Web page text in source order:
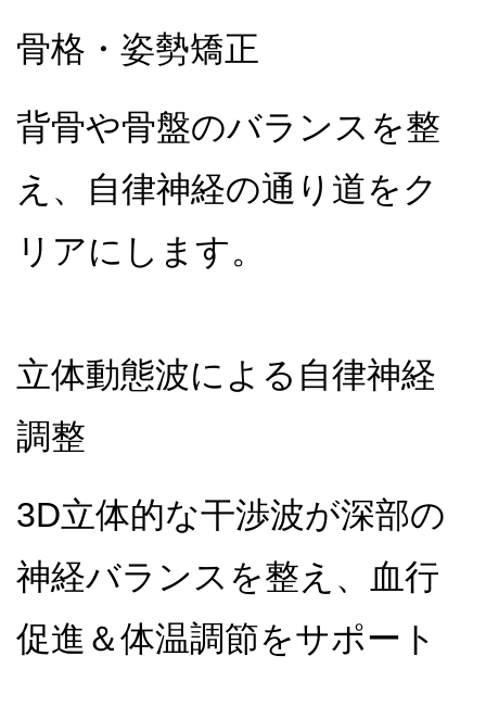
骨格・姿勢矯正
背骨や骨盤のバランスを整
え、自律神経の通り道をク
リアにします。
立体動態波による自律神経
調整
3D立体的な干渉波が深部の
神経バランスを整え、血行
促進＆体温調節をサポート